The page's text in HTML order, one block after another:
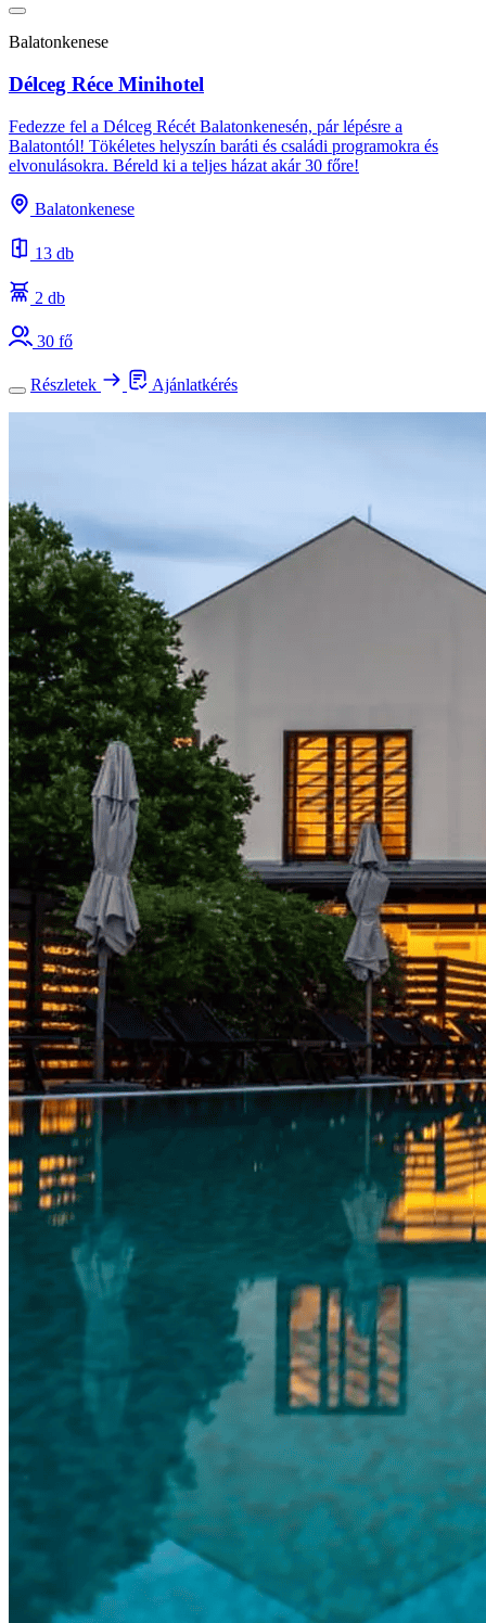
Balatonkenese
Délceg Réce Minihotel
Fedezze fel a Délceg Récét Balatonkenesén, pár lépésre a
Balatontól! Tökéletes helyszín baráti és családi programokra és
elvonulásokra. Béreld ki a teljes házat akár 30 főre!
Balatonkenese
13 db
2 db
30 fő
Részletek Ajánlatkérés